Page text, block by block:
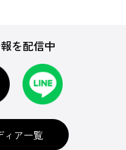
を配信中
ィア一覧